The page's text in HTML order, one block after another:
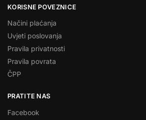
KORISNE POVEZNICE
Načini plaćanja
Uvjeti poslovanja
Pravila privatnosti
Pravila povrata
ČPP
PRATITE NAS
Facebook